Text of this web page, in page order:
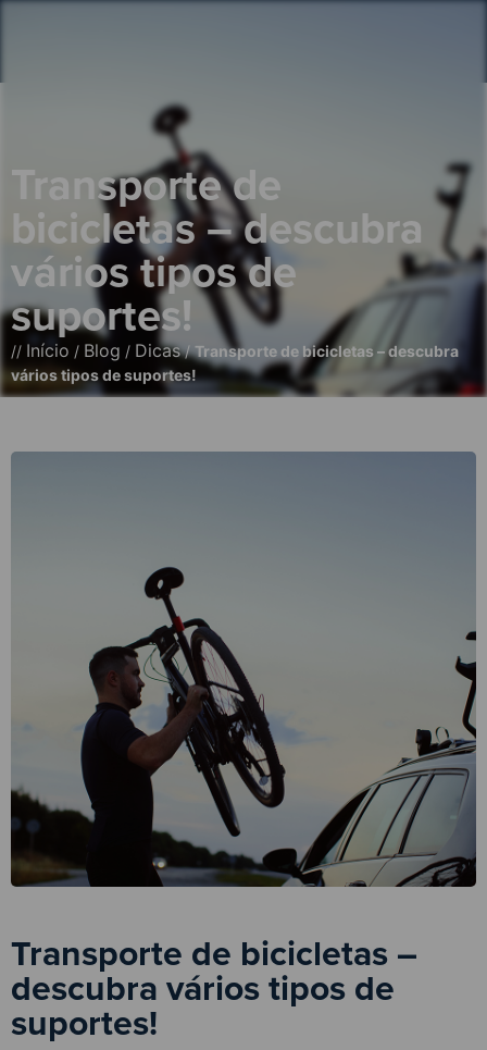
Transporte de
bicicletas – descubra
vários tipos de
suportes!
// Início / Blog / Dicas/Transporte de bicicletas – descubra
vários tipos de suportes!
Transporte de bicicletas –
descubra vários tipos de
suportes!